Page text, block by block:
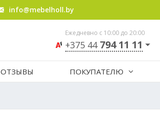
info@mebelholl.by
Ежедневно с 10:00 до 20:00
+375 44 794 11 11
ОТЗЫВЫ ПОКУПАТЕЛЮ